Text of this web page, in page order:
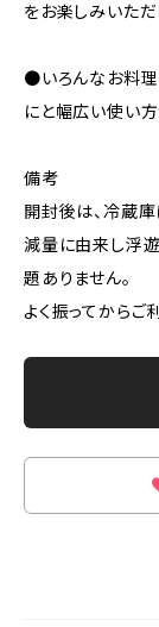
をお楽しみいただ
●いろんなお料理
にと幅広い使い方
備考
開封後は、冷蔵庫
減量に由来し浮
題ありません。
よく振ってからご